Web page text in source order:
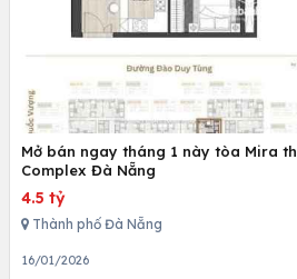
Mở bán ngay tháng 1 này tòa Mira
Complex Đà Nẵng
4.5 tỷ
Thành phố Đà Nẵng
16/01/2026